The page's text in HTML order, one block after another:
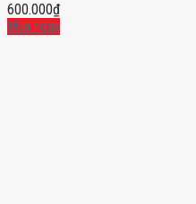
600.000₫
Mua ngay